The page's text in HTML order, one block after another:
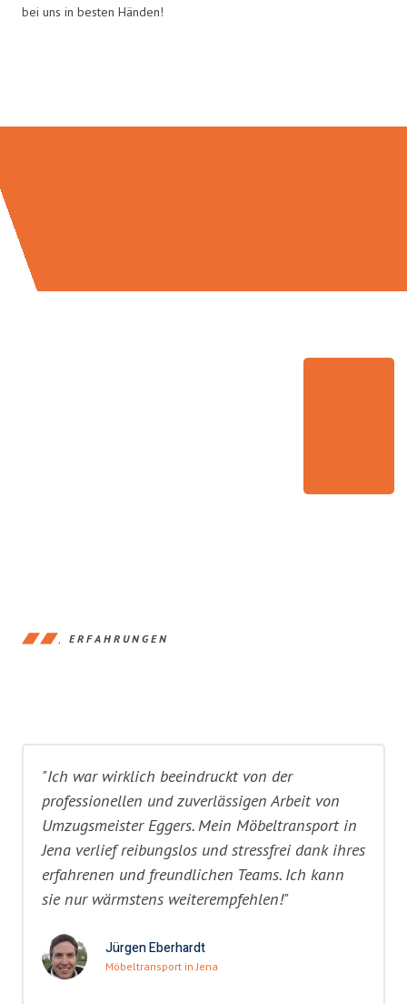
bei uns in besten Händen!
ERFAHRUNGEN
"Ich war wirklich beeindruckt von der
professionellen und zuverlässigen Arbeit von
Umzugsmeister Eggers. Mein Möbeltransport in
Jena verlief reibungslos und stressfrei dank ihres
erfahrenen und freundlichen Teams. Ich kann
sie nur wärmstens weiterempfehlen!"
Jürgen Eberhardt
Möbeltransport in Jena